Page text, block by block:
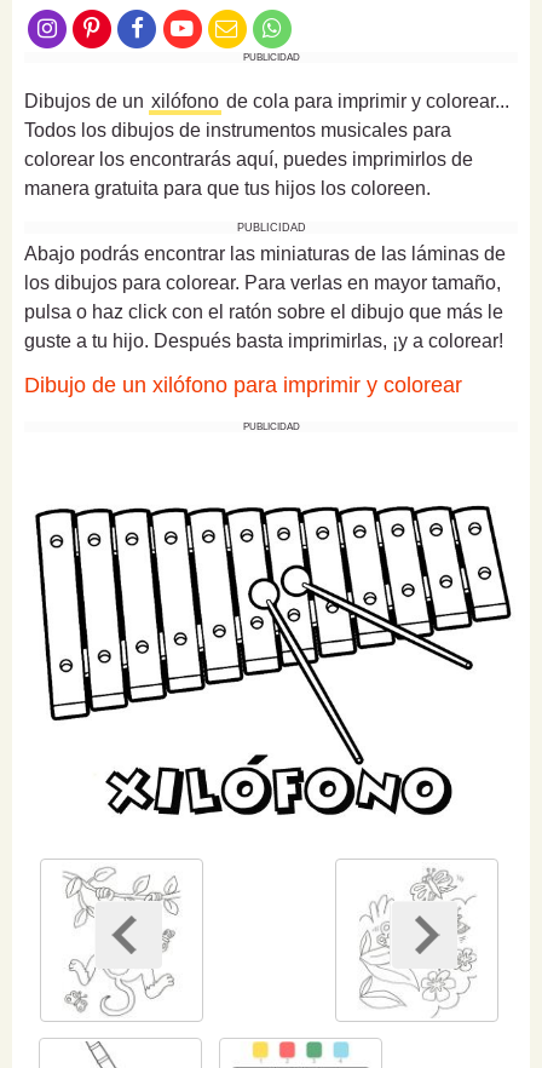
PUBLICIDAD
Dibujos de un xilófono de cola para imprimir y colorear...
Todos los dibujos de instrumentos musicales para
colorear los encontrarás aquí, puedes imprimirlos de
manera gratuita para que tus hijos los coloreen.
PUBLICIDAD
Abajo podrás encontrar las miniaturas de las láminas de
los dibujos para colorear. Para verlas en mayor tamaño,
pulsa o haz click con el ratón sobre el dibujo que más le
guste a tu hijo. Después basta imprimirlas, ¡y a colorear!
Dibujo de un xilófono para imprimir y colorear
PUBLICIDAD